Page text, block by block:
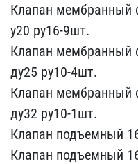
Клапан мембранный​
у20 ру16-9шт.
Клапан мем​бранный
ду25 ру10-4шт.
Кла​пан мембранный
ду32 ру10-1​шт.
Клапан подъемный
Кла​пан подъемный